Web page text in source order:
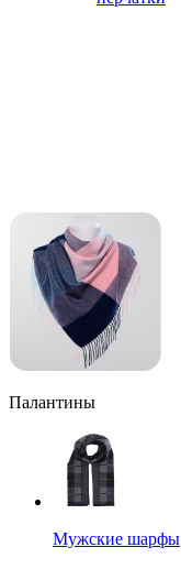
Палантины
Мужские шарфы